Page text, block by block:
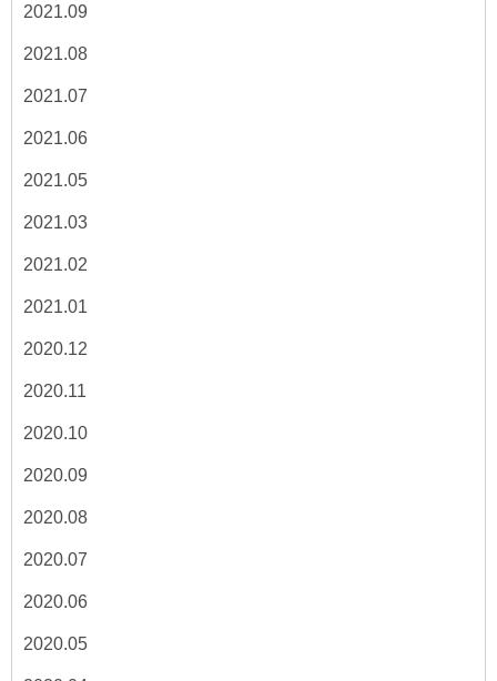
2021.09
2021.08
2021.07
2021.06
2021.05
2021.03
2021.02
2021.01
2020.12
2020.11
2020.10
2020.09
2020.08
2020.07
2020.06
2020.05